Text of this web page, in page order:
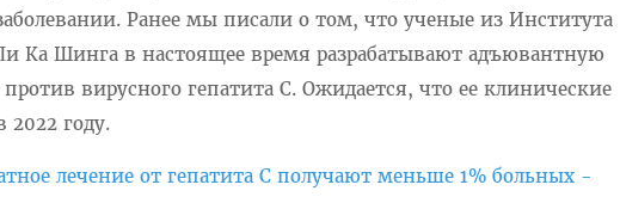
Ранее мы писали о том, что ученые из Института
Ка Шинга в настоящее время разрабатывают адъювантную
вирусного гепатита С. Ожидается, что ее клинические
году.
лечение от гепатита С получают меньше 1% больных -